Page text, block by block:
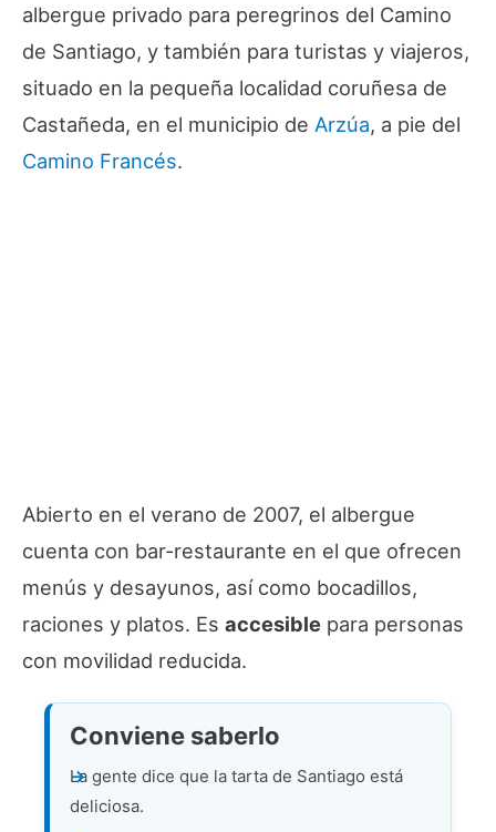
albergue privado para peregrinos del Camino
de Santiago, y también para turistas y viajeros,
situado en la pequeña localidad coruñesa de
Castañeda, en el municipio de Arzúa, a pie del
Camino Francés.
Abierto en el verano de 2007, el albergue
cuenta con bar-restaurante en el que ofrecen
menús y desayunos, así como bocadillos,
raciones y platos. Es accesible para personas
con movilidad reducida.
Conviene saberlo
La gente dice que la tarta de Santiago está
deliciosa.